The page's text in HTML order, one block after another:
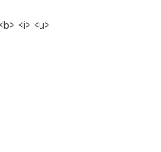
<i> <u>